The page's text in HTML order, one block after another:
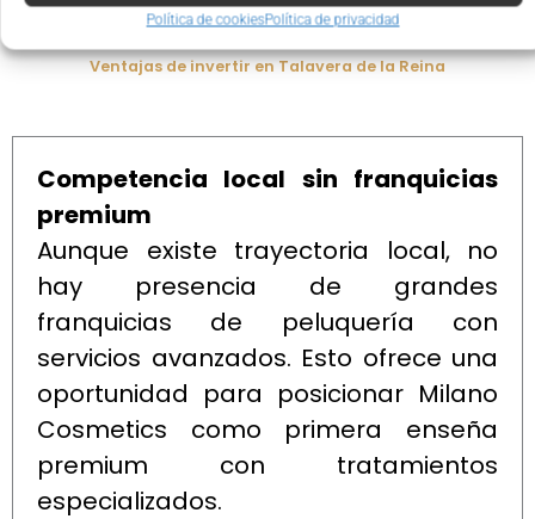
Política de cookiesPolítica de privacidad
Ventajas de invertir en Talavera de la Reina
Competencia local sin franquicias
premium
Aunque existe trayectoria local, no
hay presencia de grandes
franquicias de peluquería con
servicios avanzados. Esto ofrece una
oportunidad para posicionar Milano
Cosmetics como primera enseña
premium con tratamientos
especializados.